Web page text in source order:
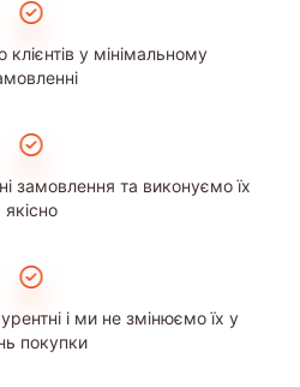
у мінімальному
замовлення та виконуємо їх
якісно
і ми не змінюємо їх у
покупки